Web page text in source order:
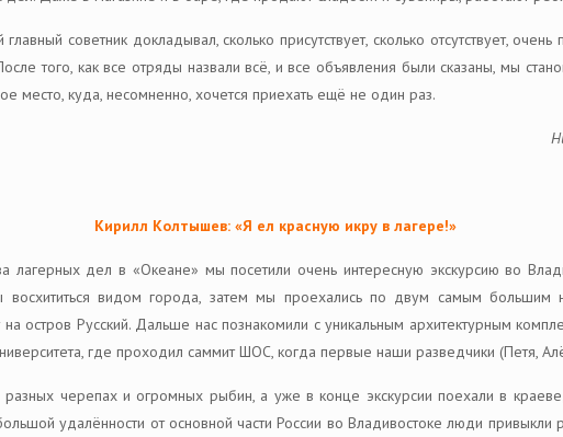
советник докладывал, сколько присутствует, сколько отсутствует,
того, как все отряды назвали всё, и все объявления были сказаны, мы
место, куда, несомненно, хочется приехать ещё не один раз.
Кирилл Колтышев: «Я ел красную икру в лагере!»
лагерных дел в «Океане» мы посетили очень интересную экскурсию во
восхититься видом города, затем мы проехались по двум самым
на остров Русский. Дальше нас познакомили с уникальным архитектурным
где проходил саммит ШОС, когда первые наши разведчики (Петя,
черепах и огромных рыбин, а уже в конце экскурсии поехали в
удалённости от основной части России во Владивостоке люди привыкли